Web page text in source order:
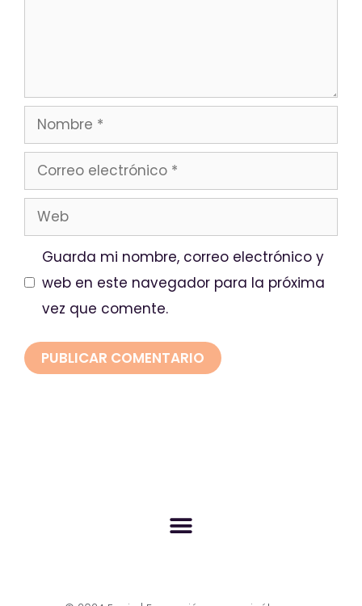
Guarda mi nombre, correo electrónico y
web en este navegador para la próxima
vez que comente.